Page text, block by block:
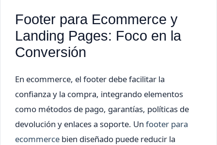
Footer para Ecommerce y
Landing Pages: Foco en la
Conversión
En ecommerce, el footer debe facilitar la
confianza y la compra, integrando elementos
como métodos de pago, garantías, políticas de
devolución y enlaces a soporte. Un footer para
ecommerce bien diseñado puede reducir la